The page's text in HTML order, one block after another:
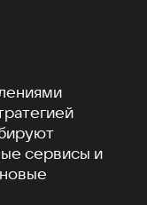
сервисы и